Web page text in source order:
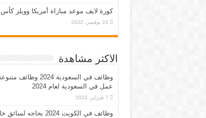
كورة لايف موعد مباراة أمريكا وويلز كأس
22 نوفمبر، 2022
الاكثر مشاهدة
وظائف في السعودية 2024
عمل في السعودية لعام 2024
7 فبراير، 2022
وظائف في الكويت 2024